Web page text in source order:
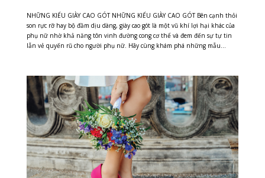
NHỮNG KIỂU GIÀY CAO GÓT NHỮNG KIỂU GIÀY CAO GÓT Bên cạnh thỏi
son rực rỡ hay bộ đầm dịu dàng, giày cao gót là một vũ khí lợi hại khác của
phụ nữ nhờ khả năng tôn vinh đường cong cơ thể và đem đến sự tự tin
lẫn vẻ quyến rũ cho người phụ nữ. Hãy cùng khám phá những mẫu...